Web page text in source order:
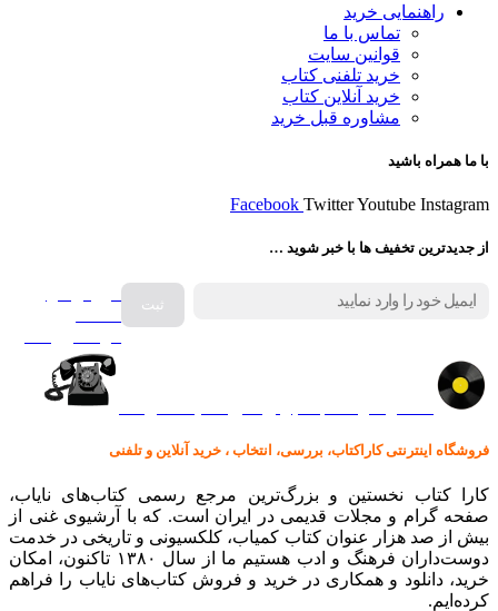
راهنمایی خرید
تماس با ما
قوانین سایت
خرید تلفنی کتاب
خرید آنلاین کتاب
مشاوره قبل خرید
با ما همراه باشید
Facebook TwitterYoutube Instagram
از جدیدترین تخفیف ها با خبر شوید …
فروش انواع
فروشگاه اینترنتی کاراکتاب، بررسی، انتخاب ، خرید آنلاین و تلفنی
کارا کتاب نخستین و بزرگ‌ترین مرجع رسمی کتاب‌های نایاب،
صفحه گرام و مجلات قدیمی در ایران است. که با آرشیوی غنی از
بیش از صد هزار عنوان کتاب کمیاب، کلکسیونی و تاریخی در خدمت
دوست‌داران فرهنگ و ادب هستیم ما از سال ۱۳۸۰ تاکنون، امکان
خرید، دانلود و همکاری در خرید و فروش کتاب‌های نایاب را فراهم
کرده‌ایم.